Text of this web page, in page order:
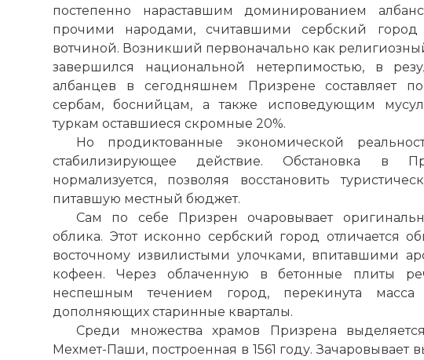
постепенно нараставшим доминированием
прочими народами, считавшими сербский город
вотчиной. Возникший первоначально как
завершился национальной нетерпимостью, в
албанцев в сегодняшнем Призрене составляет
сербам, боснийцам, а также исповедующим
туркам оставшиеся скромные 20%.
Но продиктованные экономической
стабилизирующее действие. Обстановка в
нормализуется, позволяя восстановить
питавшую местный бюджет.
Сам по себе Призрен очаровывает
облика. Этот исконно сербский город отличается
восточному извилистыми улочками, впитавшими
кофеен. Через облаченную в бетонные плиты
неспешным течением город, перекинута масса
дополняющих старинные кварталы.
Среди множества храмов Призрена
Мехмет-Паши, построенная в 1561 году. Зачаровывает